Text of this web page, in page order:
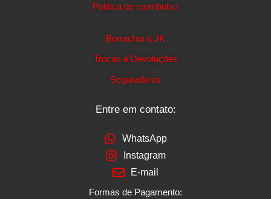
Política de reembolso
Borracharia JK
Trocas e Devoluções
Seguradoras
Entre em contato:
WhatsApp
Instagram
E-mail
Formas de Pagamento: